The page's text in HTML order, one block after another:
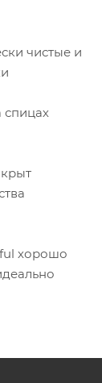
чистые и
хорошо